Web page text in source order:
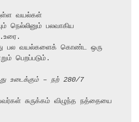
வயல்கள்
நெல்லினும் பலவாகிய
பல வயல்களைக் கொண்ட ஒரு
பெறப்படும்.
உடைக்கும் – நற் 280/7
சுருக்கம் விழுந்த நத்தையை